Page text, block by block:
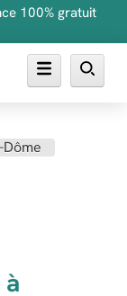
100% gratuit
Dôme